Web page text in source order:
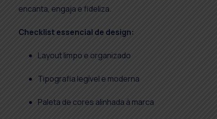
encanta, engaja e fideliza.
Checklist essencial de design:
Layout limpo e organizado
Tipografia legível e moderna
Paleta de cores alinhada à marca